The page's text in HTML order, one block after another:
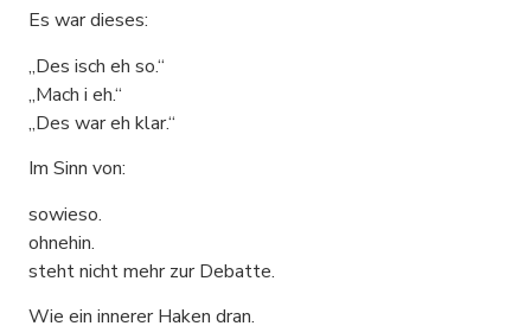
Es war dieses:
„Des isch eh so.“
„Mach i eh.“
„Des war eh klar.“
Im Sinn von:
sowieso.
ohnehin.
steht nicht mehr zur Debatte.
Wie ein innerer Haken dran.